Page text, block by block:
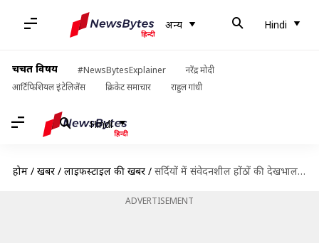
अन्य Hindi
चर्चित विषय #NewsBytesExplainer
नरेंद्र मोदी
आर्टिफिशियल इंटेलिजेंस
क्रिकेट समाचार राहुल गांधी
Hindi
होम / खबरें / लाइफस्टाइल की खबरें / सर्दियों में संवेदनशील होंठों की देखभाल के लिए अपनाएं ये आसान तरीके
ADVERTISEMENT